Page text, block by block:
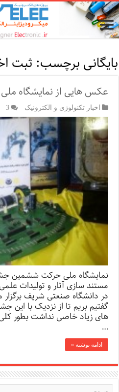
بایگانی برچسب: ثبت
عکس هایی از نمایشگاه
اخبار تکنولوژی و الکترونیک 3
نمایشگاه ملی حرکت ششمین
در دانشگاه صنعتی شریف
گفتیم بریم تا از نزدیک با این
های زیاد خاصی نداشت بطور
…
ادامه نوشته »